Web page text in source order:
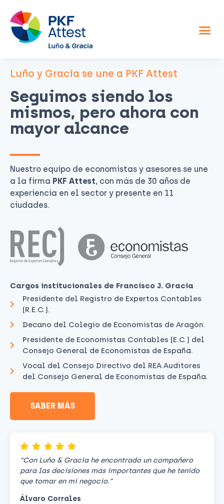
Luño y Gracia se une a PKF Attest
Seguimos siendo los
mismos, pero ahora con
mayor alcance
Nuestro equipo de economistas y asesores se une
a la firma PKF Attest, con más de 30 años de
experiencia en el sector y presente en 11
ciudades.
Cargos institucionales de Francisco J. Gracia
Presidente del Registro de Expertos Contables
(R.E.C.).
Decano del Colegio de Economistas de Aragón.
Presidente de Economistas Contables (E.C.) del
Consejo General de Economistas de España.
Vocal del Consejo Directivo del REA Auditores
del Consejo General de Economistas de España.
SABER MÁS
“Con Luño & Gracia he encontrado un compañero
para las decisiones más importantes que he tenido
que tomar en mi negocio.”
Álvaro Corrales